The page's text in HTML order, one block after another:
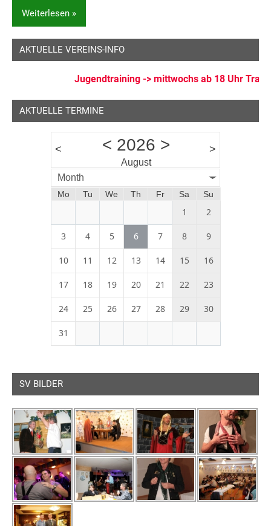
Weiterlesen
Allgemein
Generalsversammlung
AKTUELLE VEREINS-INFO
Jugendtraining -> mittwochs ab 18 Uhr
AKTUELLE TERMINE
< < 2026 >
August
>
Month
Mo Tu We Th Fr Sa Su
1 2
3 4 5 6 7 8 9
10 11 12 13 14 15 16
17 18 19 20 21 22 23
24 25 26 27 28 29 30
31
SV BILDER